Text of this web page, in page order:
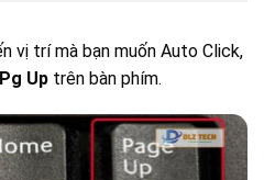
vị trí mà bạn muốn Auto Click,
Pg Up trên bàn phím.